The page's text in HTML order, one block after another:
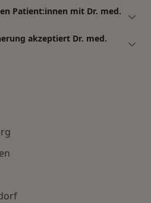
Patient:innen mit Dr. med.
akzeptiert Dr. med.